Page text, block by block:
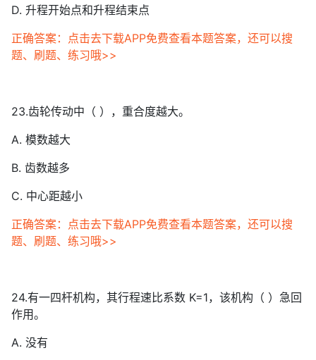
D. 升程开始点和升程结束点
正确答案：点击去下载APP免费查看本题答案，还可以搜
题、刷题、练习哦>>
23.齿轮传动中（ ），重合度越大。
A. 模数越大
B. 齿数越多
C. 中心距越小
正确答案：点击去下载APP免费查看本题答案，还可以搜
题、刷题、练习哦>>
24.有一四杆机构，其行程速比系数 K=1，该机构（ ）急回
作用。
A. 没有